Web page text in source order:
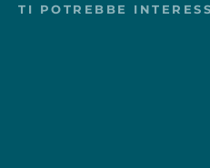
TI POTREBBE